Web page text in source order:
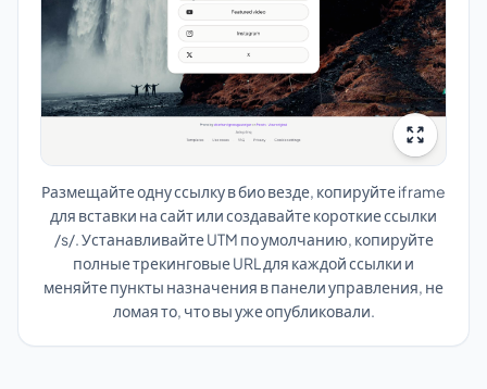
Размещайте одну ссылку в био везде, копируйте iframe
для вставки на сайт или создавайте короткие ссылки
/s/. Устанавливайте UTM по умолчанию, копируйте
полные трекинговые URL для каждой ссылки и
меняйте пункты назначения в панели управления, не
ломая то, что вы уже опубликовали.